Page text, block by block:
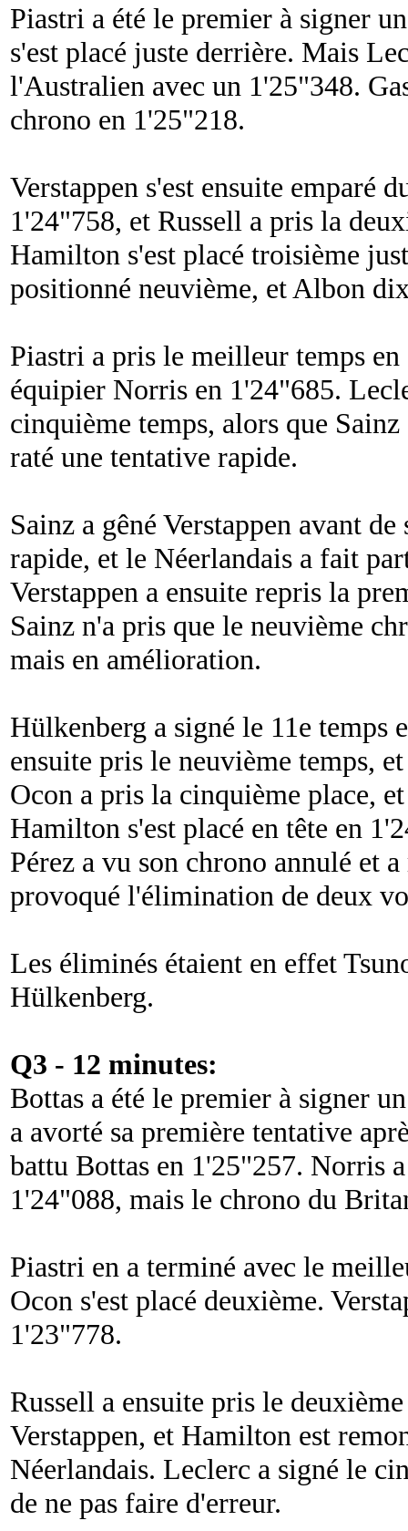
Piastri a été le premier à signer
s'est placé juste derrière. Mais
l'Australien avec un 1'25"348.
chrono en 1'25"218.
Verstappen s'est ensuite emparé
1'24"758, et Russell a pris la
Hamilton s'est placé troisième
positionné neuvième, et Albon
Piastri a pris le meilleur temps
équipier Norris en 1'24"685.
cinquième temps, alors que
raté une tentative rapide.
Sainz a gêné Verstappen avant
rapide, et le Néerlandais a fait
Verstappen a ensuite repris la
Sainz n'a pris que le neuvième
mais en amélioration.
Hülkenberg a signé le 11e temps
ensuite pris le neuvième temps,
Ocon a pris la cinquième place,
Hamilton s'est placé en tête en
Pérez a vu son chrono annulé et
provoqué l'élimination de deux
Les éliminés étaient en effet
Hülkenberg.
Q3 - 12 minutes:
Bottas a été le premier à signer
a avorté sa première tentative
battu Bottas en 1'25"257. Norris
1'24"088, mais le chrono du
Piastri en a terminé avec le
Ocon s'est placé deuxième.
1'23"778.
Russell a ensuite pris le
Verstappen, et Hamilton est
Néerlandais. Leclerc a signé le
de ne pas faire d'erreur.